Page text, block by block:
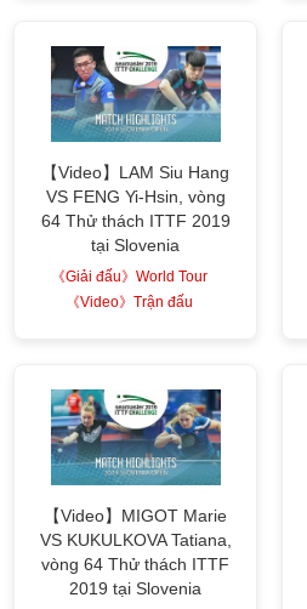
【Video】LAM Siu Hang
VS FENG Yi-Hsin, vòng
64 Thử thách ITTF 2019
tại Slovenia
《Giải đấu》World Tour
《Video》Trận đấu
【Video】MIGOT Marie
VS KUKULKOVA Tatiana,
vòng 64 Thử thách ITTF
2019 tại Slovenia